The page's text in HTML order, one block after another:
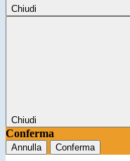
Chiudi
Chiudi
Conferma
Annulla Conferma